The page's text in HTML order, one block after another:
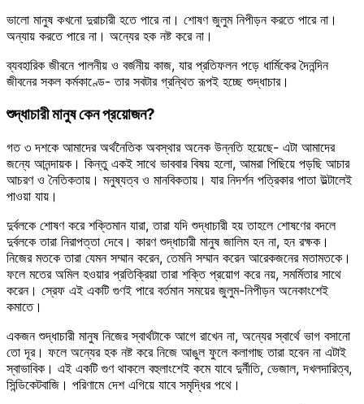
ভালো মানুষ কখনো দুরাচারী হতে পারে না। শোষণ জুলুম নিপীড়ন করতে পারে না।
অন্যায় করতে পারে না। অন্যের হক নষ্ট করে না।
ব্যবহারিক জীবনে পালনীয় ও বর্জনীয় কাজ, যার প্রতিফলন পড়ে ধার্মিকের দৈনন্দিন
জীবনের সকল কর্মকাণ্ডে- তার সবটার গ্রন্থিত রূপই হচ্ছে শুদ্ধাচার।
শুদ্ধাচারী মানুষ কেন প্রয়োজন?
গত ৩ দশকে আমাদের অর্থনৈতিক অবস্থার অনেক উন্নতি হয়েছে- এটা আমাদের
জন্যে আনন্দায়ক। কিন্তু একই সাথে ভাববার বিষয় হলো, আমরা পিছিয়ে পড়ছি আচার
আচরণ ও নৈতিকতায়। মনুষ্যত্ব ও মানবিকতায়। যার নিদর্শন পত্রিকার পাতা উল্টালেই
পাওয়া যায়।
দুর্বলকে শোষণ করে শক্তিমান যারা, তারা যদি শুদ্ধাচারী হয় তাহলে শোষণের বদলে
দুর্বলকে তারা নিরাপত্তা দেবে। কারণ শুদ্ধাচারী মানুষ জালিম হন না, হন রক্ষক।
নিজের মতকে তারা যেমন সম্মান করেন, তেমনি সম্মান করেন আরেকজনের মতামতকে।
ফলে মতের অমিল হওয়ার প্রতিক্রিয়া তারা শক্তি প্রয়োগ করে নয়, সমর্মিতার সাথে
করেন। স্রেফ এই একটি গুণই পারে বর্তমান সময়ের জুলুম-নিপীড়ন অনেকাংশেই
কমাতে।
একজন শুদ্ধাচারী মানুষ নিজের স্বার্থটাকে আগে রাখেন না, অন্যের স্বার্থে ভাগ বসানো
তো দূর। ফলে অন্যের হক নষ্ট করে নিজে আঙুল ফুলে কলাগাছ তারা হবেন না এটাই
স্বাভাবিক। এই একটি গুণ থাকলে বহুলাংশেই কমে যাবে দুর্নীতি, ভেজাল, দখলদারিত্ব,
সিন্ডিকেটবাজি। পরিণামে দেশ এগিয়ে যাবে সমৃদ্ধির পথে।